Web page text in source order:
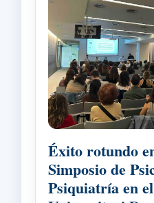
Éxito rotundo
Simposio de
Psiquiatría en